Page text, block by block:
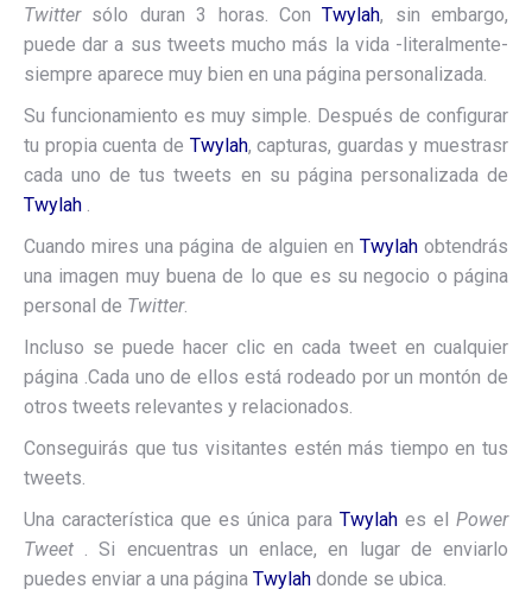
Twittersólo duran 3 horas. Con Twylah, sin embargo,
puede dar a sus tweets mucho más la vida -literalmente-
siempre aparece muy bien en una página personalizada.
Su funcionamiento es muy simple. Después de configurar
tu propia cuenta de Twylah, capturas, guardas y muestrasr
cada uno de tus tweets en su página personalizada de
Twylah .
Cuando mires una página de alguien en Twylahobtendrás
una imagen muy buena de lo que es su negocio o página
personal de Twitter.
Incluso se puede hacer clic en cada tweet en cualquier
página .Cada uno de ellos está rodeado por un montón de
otros tweets relevantes y relacionados.
Conseguirás que tus visitantes estén más tiempo en tus
tweets.
Una característica que es única para Twylah es el Power
Tweet . Si encuentras un enlace, en lugar de enviarlo
puedes enviar a una página Twylah donde se ubica.